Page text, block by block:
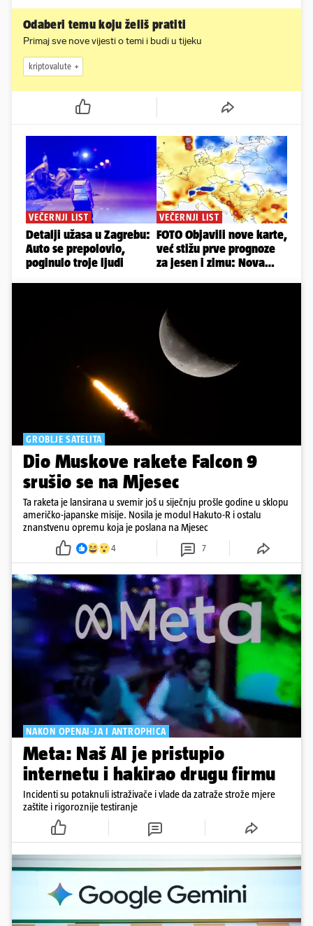
Odaberi temu koju želiš pratiti
Primaj sve nove vijesti o temi i budi u tijeku
kriptovalute
GROBLJE SATELITA
Dio Muskove rakete Falcon 9
srušio se na Mjesec
Ta raketa je lansirana u svemir još u siječnju prošle godine u sklopu
američko-japanske misije. Nosila je modul Hakuto-R i ostalu
znanstvenu opremu koja je poslana na Mjesec
4 7
NAKON OPENAI-JA I ANTROPHICA
Meta: Naš AI je pristupio
internetu i hakirao drugu firmu
Incidenti su potaknuli istraživače i vlade da zatraže strože mjere
zaštite i rigoroznije testiranje